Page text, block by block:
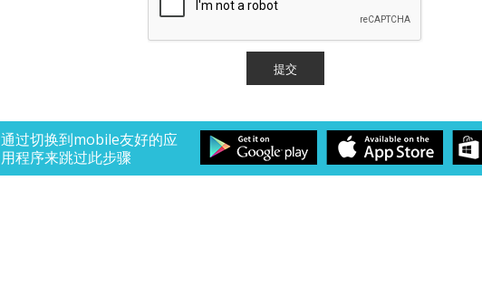
通过切换到mobile友好的应
用程序来跳过此步骤